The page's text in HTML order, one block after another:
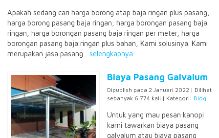
Apakah sedang cari harga borong atap baja ringan plus pasang,
harga borong pasang baja ringan, harga borongan pasang baja
ringan, harga borongan pasang baja ringan per meter, harga
borongan pasang baja ringan plus bahan, Kami solusinya. Kami
merupakan jasa pasang... selengkapnya
Biaya Pasang Galvalum
Dipublish pada 2 Januari 2022 | Dilihat
sebanyak 6.774 kali | Kategori: Blog
Untuk yang mau pesan kanopi
kami tawarkan biaya pasang
galvalum atau biaya pasang